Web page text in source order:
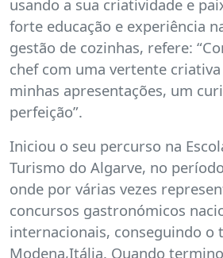
usando a sua criatividade e
forte educação e experiência
gestão de cozinhas, refere:
chef com uma vertente
minhas apresentações, um
perfeição”.
Iniciou o seu percurso na
Turismo do Algarve, no
onde por várias vezes
concursos gastronómicos
internacionais, conseguindo o
Modena,Itália. Quando